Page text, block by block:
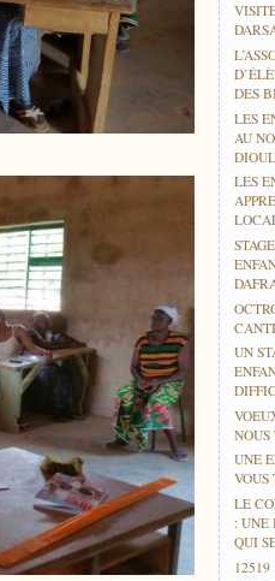
DES
LES
AU
LES
UN
NOUS
UNE
VOUS
LE
: UNE
QUI
12519